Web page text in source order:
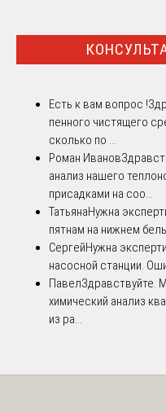
Есть к вам вопрос !
пенного чистящего
сколько по ...
Роман Иванов
анализ нашего
присадками на соо...
ТатьянаНужна
пятнам на нижнем
СергейНужна
насосной станции.
ПавелЗдравствуйте.
химический анализ
из ра...